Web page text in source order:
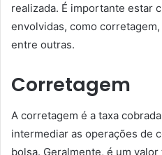
realizada. É importante estar
envolvidas, como
entre outras.
Corretagem
A corretagem é a taxa
intermediar as operações de
bolsa. Geralmente, é um